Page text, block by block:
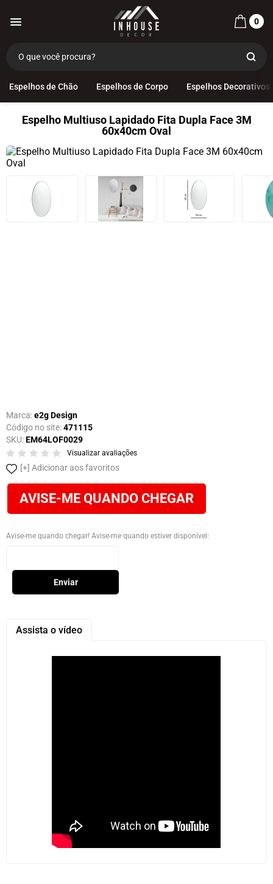
0
Espelhos de Chão Espelhos de Corpo Espelhos Decorativos
Espelho Multiuso Lapidado Fita Dupla Face 3M
60x40cm Oval
Marca:e2g Design
Código no site:471115
SKU:EM64LOF0029
Visualizar avaliações
Adicionar aos favoritos
AVISE-ME QUANDO CHEGAR
Avise-me quando chegar! Avise-me quando estiver disponível:
Enviar
Assista o vídeo